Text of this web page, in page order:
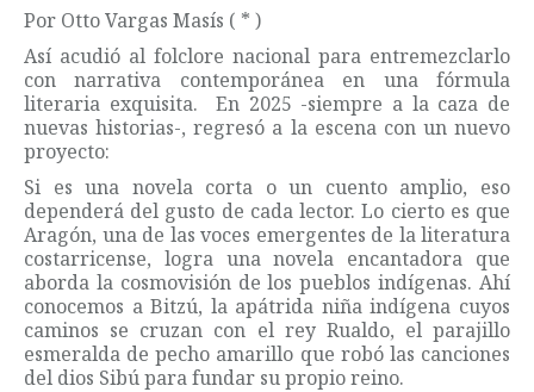
Por Otto Vargas Masís ( * )
Así acudió al folclore nacional para entremezclarlo
con narrativa contemporánea en una fórmula
literaria exquisita. En 2025 -siempre a la caza de
nuevas historias-, regresó a la escena con un nuevo
proyecto:
Si es una novela corta o un cuento amplio, eso
dependerá del gusto de cada lector. Lo cierto es que
Aragón, una de las voces emergentes de la literatura
costarricense, logra una novela encantadora que
aborda la cosmovisión de los pueblos indígenas. Ahí
conocemos a Bitzú, la apátrida niña indígena cuyos
caminos se cruzan con el rey Rualdo, el parajillo
esmeralda de pecho amarillo que robó las canciones
del dios Sibú para fundar su propio reino.